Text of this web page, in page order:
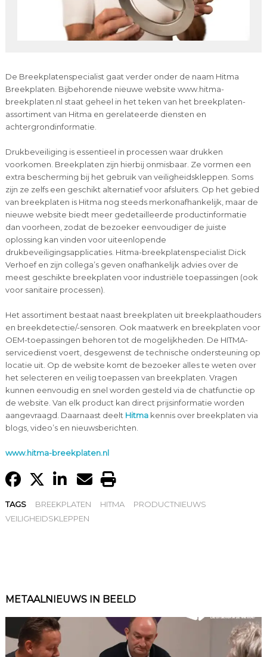
De Breekplatenspecialist gaat verder onder de naam Hitma
Breekplaten. Bijbehorende nieuwe website www.hitma-
breekplaten.nl staat geheel in het teken van het breekplaten-
assortiment van Hitma en gerelateerde diensten en
achtergrondinformatie.
Drukbeveiliging is essentieel in processen waar drukken
voorkomen. Breekplaten zijn hierbij onmisbaar. Ze vormen een
extra bescherming bij het gebruik van veiligheidskleppen. Soms
zijn ze zelfs een geschikt alternatief voor afsluiters. Op het gebied
van breekplaten is Hitma nog steeds merkonafhankelijk, maar de
nieuwe website biedt meer gedetailleerde productinformatie
dan voorheen, zodat de bezoeker eenvoudiger de juiste
oplossing kan vinden voor uiteenlopende
drukbeveiligingsapplicaties. Hitma-breekplatenspecialist Dick
Verhoef en zijn collega’s geven onafhankelijk advies over de
meest geschikte breekplaten voor industriële toepassingen (ook
voor sanitaire processen).
Het assortiment bestaat naast breekplaten uit breekplaathouders
en breekdetectie/-sensoren. Ook maatwerk en breekplaten voor
OEM-toepassingen behoren tot de mogelijkheden. De HITMA-
servicedienst voert, desgewenst de technische ondersteuning op
locatie uit. Op de website komt de bezoeker alles te weten over
het selecteren en veilig toepassen van breekplaten. Vragen
kunnen eenvoudig en snel worden gesteld via de chatfunctie op
de website. Van elk product kan direct prijsinformatie worden
aangevraagd. Daarnaast deelt Hitmakennis over breekplaten via
blogs, video’s en nieuwsberichten.
www.hitma-breekplaten.nl
TAGS BREEKPLATEN HITMA
PRODUCTNIEUWS
VEILIGHEIDSKLEPPEN
METAALNIEUWS IN BEELD